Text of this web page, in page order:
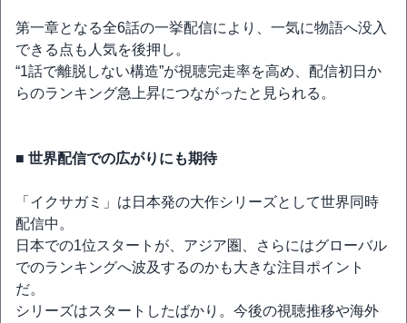
第一章となる全6話の一挙配信により、一気に物語へ没入
できる点も人気を後押し。
“1話で離脱しない構造”が視聴完走率を高め、配信初日か
らのランキング急上昇につながったと見られる。
■ 世界配信での広がりにも期待
「イクサガミ」は日本発の大作シリーズとして世界同時
配信中。
日本での1位スタートが、アジア圏、さらにはグローバル
でのランキングへ波及するのかも大きな注目ポイント
だ。
シリーズはスタートしたばかり。今後の視聴推移や海外